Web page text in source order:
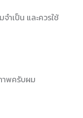
ำเป็น และควรใช้
าพครับผม